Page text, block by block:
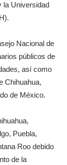
la Universidad
Nacional de
públicos de
así como
Chihuahua,
de México.
Puebla,
Roo debido
de la